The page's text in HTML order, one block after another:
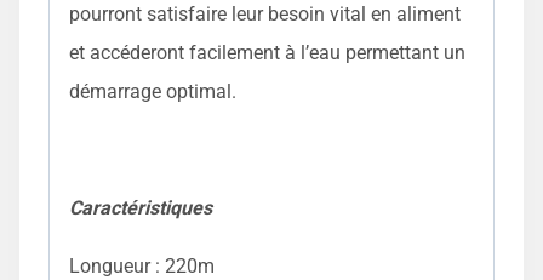
pourront satisfaire leur besoin vital en aliment
et accéderont facilement à l’eau permettant un
démarrage optimal.
Caractéristiques
Longueur : 220m